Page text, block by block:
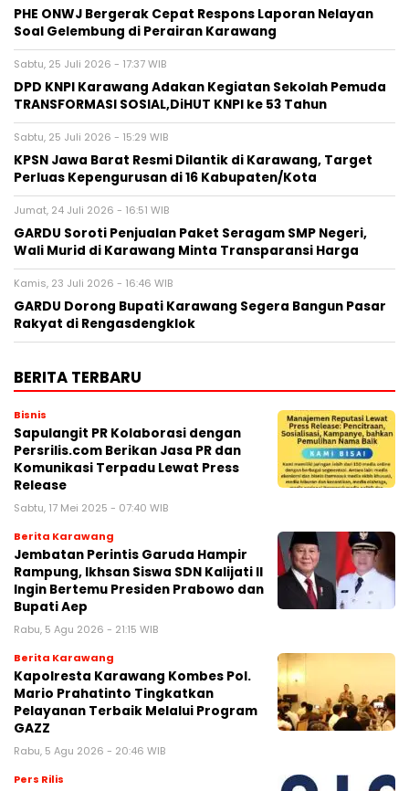
PHE ONWJ Bergerak Cepat Respons Laporan Nelayan
Soal Gelembung di Perairan Karawang
Sabtu, 25 Juli 2026 - 17:37 WIB
DPD KNPI Karawang Adakan Kegiatan Sekolah Pemuda
TRANSFORMASI SOSIAL,DiHUT KNPI ke 53 Tahun
Sabtu, 25 Juli 2026 - 15:29 WIB
KPSN Jawa Barat Resmi Dilantik di Karawang, Target
Perluas Kepengurusan di 16 Kabupaten/Kota
Jumat, 24 Juli 2026 - 16:51 WIB
GARDU Soroti Penjualan Paket Seragam SMP Negeri,
Wali Murid di Karawang Minta Transparansi Harga
Kamis, 23 Juli 2026 - 16:46 WIB
GARDU Dorong Bupati Karawang Segera Bangun Pasar
Rakyat di Rengasdengklok
BERITA TERBARU
Bisnis
Sapulangit PR Kolaborasi dengan
Persrilis.com Berikan Jasa PR dan
Komunikasi Terpadu Lewat Press
Release
Sabtu, 17 Mei 2025 - 07:40 WIB
Berita Karawang
Jembatan Perintis Garuda Hampir
Rampung, Ikhsan Siswa SDN Kalijati II
Ingin Bertemu Presiden Prabowo dan
Bupati Aep
Rabu, 5 Agu 2026 - 21:15 WIB
Berita Karawang
Kapolresta Karawang Kombes Pol.
Mario Prahatinto Tingkatkan
Pelayanan Terbaik Melalui Program
GAZZ
Rabu, 5 Agu 2026 - 20:46 WIB
Pers Rilis